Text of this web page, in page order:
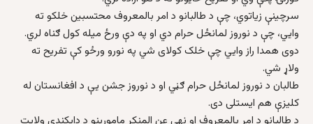
سرچينې زياتوي، چې د طالبانو د امر بالمعروف محتسبين خلکو ته
وايي، چې د نوروز لمانځل حرام دي او په دې ورځ ميله کول ګناه لري.
دوی همدا راز وايي چې خلک کولای شي په نورو ورځو کې تفريح ته
ولاړ شي.
طالبان د نوروز لمانځل حرام ګڼي او د نوروز جشن يې د افغانستان له
کليزې هم ايستلی دی.